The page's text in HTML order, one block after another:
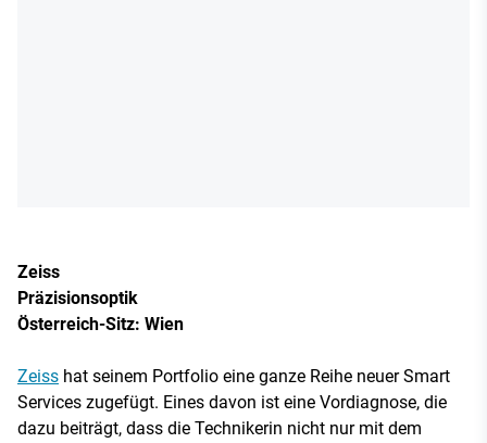
Zeiss
Präzisionsoptik
Österreich-Sitz: Wien
Zeiss hat seinem Portfolio eine ganze Reihe neuer Smart
Services zugefügt. Eines davon ist eine Vordiagnose, die
dazu beiträgt, dass die Technikerin nicht nur mit dem